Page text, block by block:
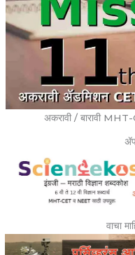
अकरावी / बारावी
वाचा